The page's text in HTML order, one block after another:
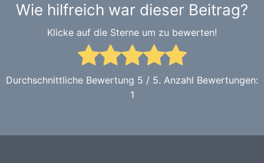
Wie hilfreich war dieser Beitrag?
Klicke auf die Sterne um zu bewerten!
Durchschnittliche Bewertung 5 / 5. Anzahl Bewertungen:
1